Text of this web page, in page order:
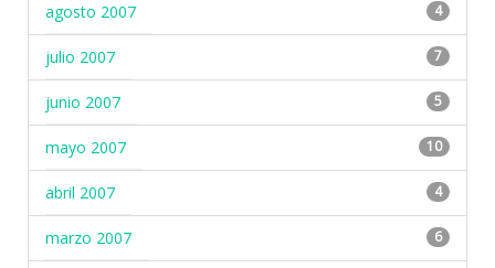
agosto 2007 4
julio 2007 7
junio 2007 5
mayo 2007 10
abril 2007 4
marzo 2007 6